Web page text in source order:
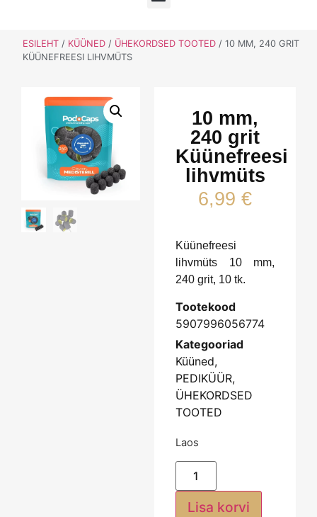
ESILEHT / KÜÜNED / ÜHEKORDSED TOOTED / 10 MM, 240 GRIT
KÜÜNEFREESI LIHVMÜTS
10 mm,
240 grit
Küünefreesi
lihvmüts
6,99€
Küünefreesi
lihvmüts 10 mm,
240 grit, 10 tk.
Tootekood
5907996056774
Kategooriad
Küüned,
PEDIKÜÜR,
ÜHEKORDSED
TOOTED
Laos
Lisa korvi